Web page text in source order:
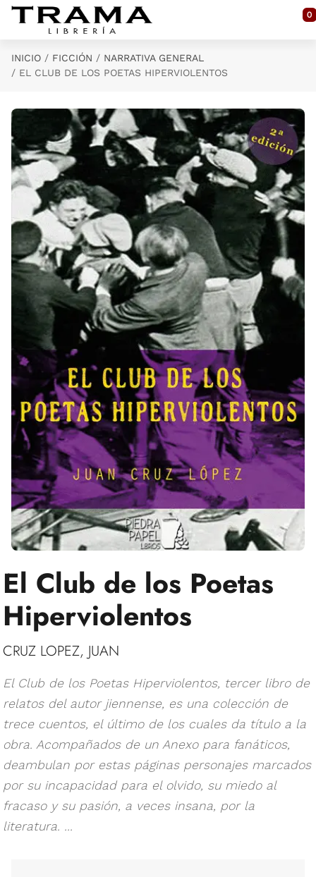
Saltar al contenido principal
0
INICIO FICCIÓN
NARRATIVA GENERAL
EL CLUB DE LOS POETAS HIPERVIOLENTOS
El Club de los Poetas
Hiperviolentos
CRUZ LOPEZ, JUAN
El Club de los Poetas Hiperviolentos, tercer libro de
relatos del autor jiennense, es una colección de
trece cuentos, el último de los cuales da título a la
obra. Acompañados de un Anexo para fanáticos,
deambulan por estas páginas personajes marcados
por su incapacidad para el olvido, su miedo al
fracaso y su pasión, a veces insana, por la
literatura. ...